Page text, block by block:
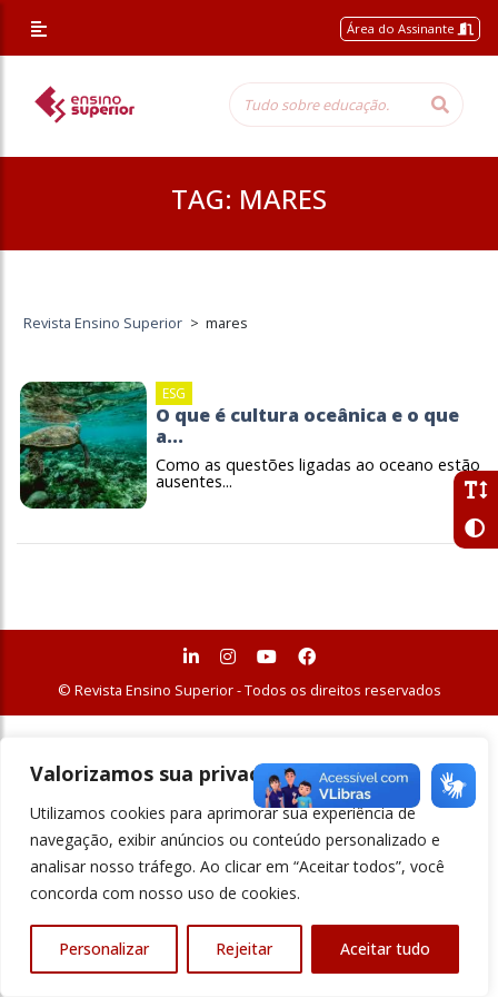
Valorizamos sua privacidade
Utilizamos cookies para aprimorar sua experiência de
navegação, exibir anúncios ou conteúdo personalizado e
analisar nosso tráfego. Ao clicar em “Aceitar todos”, você
concorda com nosso uso de cookies.
Personalizar Rejeitar Aceitar tudo
Área do Assinante
TAG: MARES
Revista Ensino Superior > mares
ESG
O que é cultura oceânica e o que
a...
Como as questões ligadas ao oceano estão
ausentes...
© Revista Ensino Superior - Todos os direitos reservados